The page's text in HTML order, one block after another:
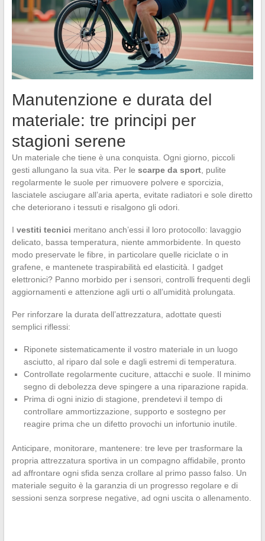
Manutenzione e durata del
materiale: tre principi per
stagioni serene
Un materiale che tiene è una conquista. Ogni giorno, piccoli
gesti allungano la sua vita. Per le scarpe da sport, pulite
regolarmente le suole per rimuovere polvere e sporcizia,
lasciatele asciugare all’aria aperta, evitate radiatori e sole diretto
che deteriorano i tessuti e risalgono gli odori.
I vestiti tecnici meritano anch’essi il loro protocollo: lavaggio
delicato, bassa temperatura, niente ammorbidente. In questo
modo preservate le fibre, in particolare quelle riciclate o in
grafene, e mantenete traspirabilità ed elasticità. I gadget
elettronici? Panno morbido per i sensori, controlli frequenti degli
aggiornamenti e attenzione agli urti o all’umidità prolungata.
Per rinforzare la durata dell’attrezzatura, adottate questi
semplici riflessi:
Riponete sistematicamente il vostro materiale in un luogo
asciutto, al riparo dal sole e dagli estremi di temperatura.
Controllate regolarmente cuciture, attacchi e suole. Il minimo
segno di debolezza deve spingere a una riparazione rapida.
Prima di ogni inizio di stagione, prendetevi il tempo di
controllare ammortizzazione, supporto e sostegno per
reagire prima che un difetto provochi un infortunio inutile.
Anticipare, monitorare, mantenere: tre leve per trasformare la
propria attrezzatura sportiva in un compagno affidabile, pronto
ad affrontare ogni sfida senza crollare al primo passo falso. Un
materiale seguito è la garanzia di un progresso regolare e di
sessioni senza sorprese negative, ad ogni uscita o allenamento.